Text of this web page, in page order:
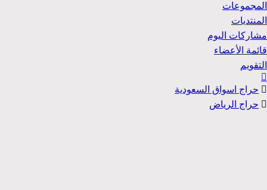
المجموعات
المنتديات
مشاركات اليوم
قائمة الأعضاء
التقويم
حراج اسواق السعودية
حراج الرياض